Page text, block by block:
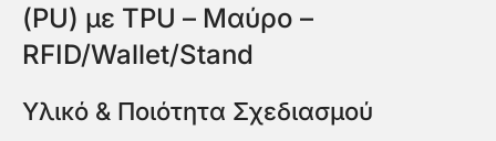
(PU) με TPU – Μαύρο –
RFID/Wallet/Stand
Υλικό & Ποιότητα Σχεδιασμού